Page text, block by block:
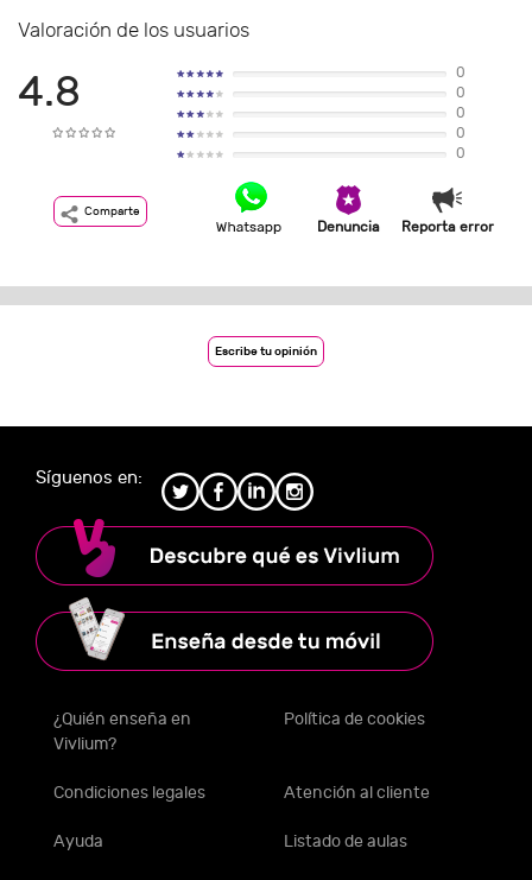
Valoración de los usuarios
4.8
0
0
0
0
0
Comparte
Denuncia Reporta error
Escribe tu opinión
Síguenos en:
¿Quién enseña en
Vivlium?
Política de cookies
Condiciones legales Atención al cliente
Ayuda Listado de aulas